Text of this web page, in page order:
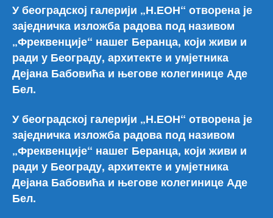
У београдској галерији „Н.ЕОН“ отворена је
заједничка изложба радова под називом
„Фреквенције“ нашег Беранца, који живи и
ради у Београду, архитекте и умјетника
Дејана Бабовића и његове колегинице Аде
Бел.
У београдској галерији „Н.ЕОН“ отворена је
заједничка изложба радова под називом
„Фреквенције“ нашег Беранца, који живи и
ради у Београду, архитекте и умјетника
Дејана Бабовића и његове колегинице Аде
Бел.